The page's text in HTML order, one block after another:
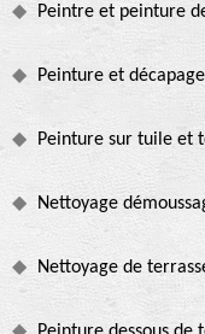
Peintre et peinture
Peinture et
Peinture sur tuile et
Nettoyage
Nettoyage de